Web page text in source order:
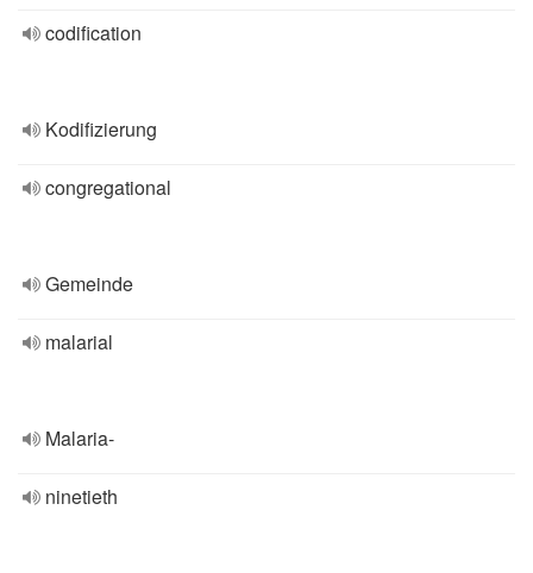
codification
Kodifizierung
congregational
Gemeinde
malarial
Malaria-
ninetieth